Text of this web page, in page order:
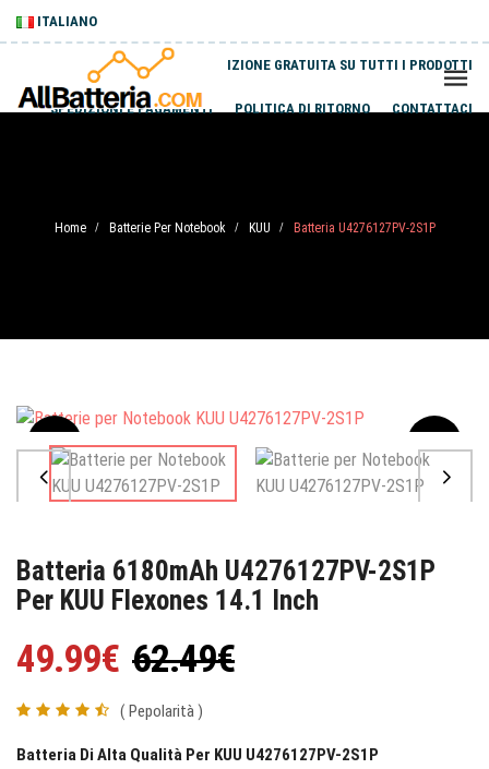
ITALIANO
SPEDIZIONE GRATUITA SU TUTTI I PRODOTTI
SPEDIZIONI E PAGAMENTI POLITICA DI RITORNO CONTATTACI
Home / Batterie Per Notebook / KUU / Batteria U4276127PV-2S1P
Sale
Batteria 6180mAh U4276127PV-2S1P
Per KUU Flexones 14.1 Inch
49.99€ 62.49€
( Pepolarità )
Batteria Di Alta Qualità Per KUU U4276127PV-2S1P